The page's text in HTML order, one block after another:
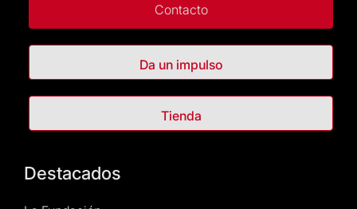
Contacto
Da un impulso
Tienda
Destacados